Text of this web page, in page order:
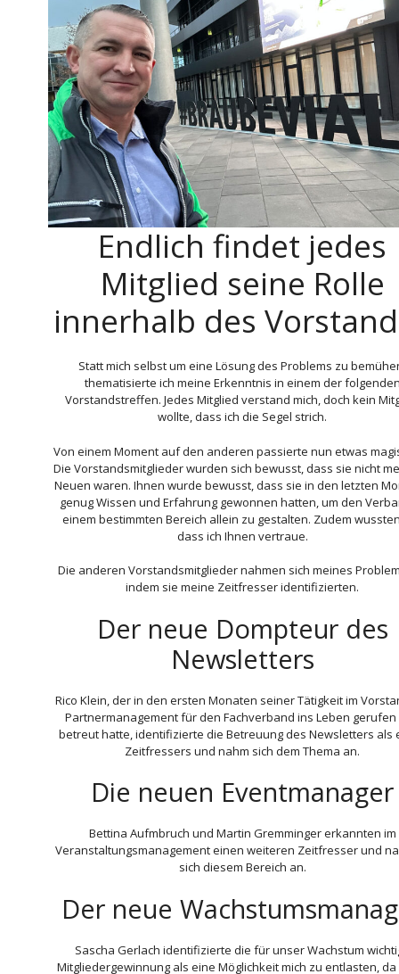
Endlich findet jedes
Mitglied seine Rolle
innerhalb des
Statt mich selbst um eine Lösung des Problems zu
thematisierte ich meine Erkenntnis in einem der
Vorstandstreffen. Jedes Mitglied verstand mich, doch kein
wollte, dass ich die Segel strich.
Von einem Moment auf den anderen passierte nun etwas
Die Vorstandsmitglieder wurden sich bewusst, dass sie nicht
Neuen waren. Ihnen wurde bewusst, dass sie in den letzten
genug Wissen und Erfahrung gewonnen hatten, um den
einem bestimmten Bereich allein zu gestalten. Zudem
dass ich Ihnen vertraue.
Die anderen Vorstandsmitglieder nahmen sich meines
indem sie meine Zeitfresser identifizierten.
Der neue Dompteur des
Newsletters
Rico Klein, der in den ersten Monaten seiner Tätigkeit im
Partnermanagement für den Fachverband ins Leben gerufen
betreut hatte, identifizierte die Betreuung des Newsletters als
Zeitfressers und nahm sich dem Thema an.
Die neuen Eventmanager
Bettina Aufmbruch und Martin Gremminger erkannten im
Veranstaltungsmanagement einen weiteren Zeitfresser und
sich diesem Bereich an.
Der neue
Sascha Gerlach identifizierte die für unser Wachstum
Mitgliedergewinnung als eine Möglichkeit mich zu entlasten,